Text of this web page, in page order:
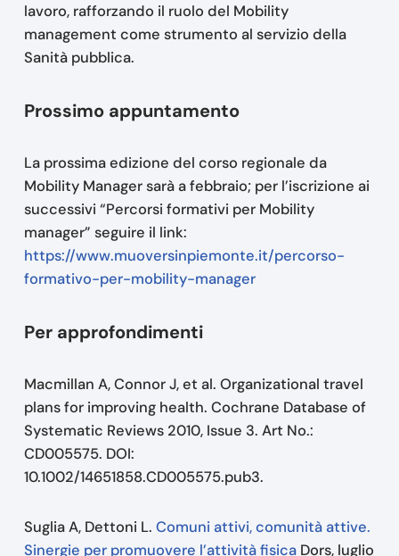
lavoro, rafforzando il ruolo del Mobility
management come strumento al servizio della
Sanità pubblica.
Prossimo appuntamento
La prossima edizione del corso regionale da
Mobility Manager sarà a febbraio; per l’iscrizione ai
successivi “Percorsi formativi per Mobility
manager” seguire il link:
https://www.muoversinpiemonte.it/percorso-
formativo-per-mobility-manager
Per approfondimenti
Macmillan A, Connor J, et al. Organizational travel
plans for improving health. Cochrane Database of
Systematic Reviews 2010, Issue 3. Art No.:
CD005575. DOI:
10.1002/14651858.CD005575.pub3.
Suglia A, Dettoni L. Comuni attivi, comunità attive.
Sinergie per promuovere l’attività fisicaDors, luglio